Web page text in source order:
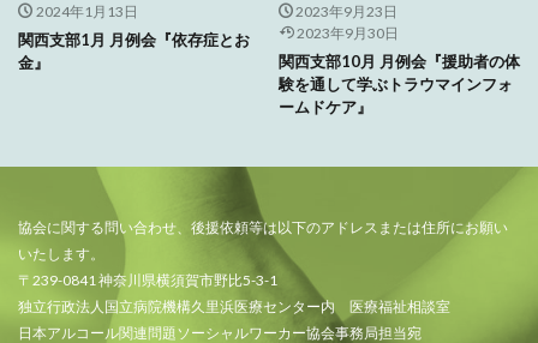
2024年1月13日
関西支部1月 月例会『依存症とお
金』
2023年9月23日
2023年9月30日
関西支部10月 月例会『援助者の体
験を通して学ぶトラウマインフォ
ームドケア』
協会に関する問い合わせ、後援依頼等は以下のアドレスまたは住所にお願い
いたします。
〒239-0841 神奈川県横須賀市野比5-3-1
独立行政法人国立病院機構久里浜医療センター内 医療福祉相談室
日本アルコール関連問題ソーシャルワーカー協会事務局担当宛